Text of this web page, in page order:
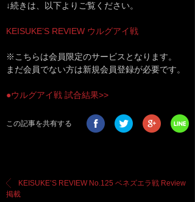
↓続きは、以下よりご覧ください。
KEISUKE’S REVIEW ウルグアイ戦
※こちらは会員限定のサービスとなります。
まだ会員でない方は新規会員登録が必要です。
●ウルグアイ戦 試合結果>>
この記事を共有する
KEISUKE’S REVIEW No.125 ベネズエラ戦 Review
掲載